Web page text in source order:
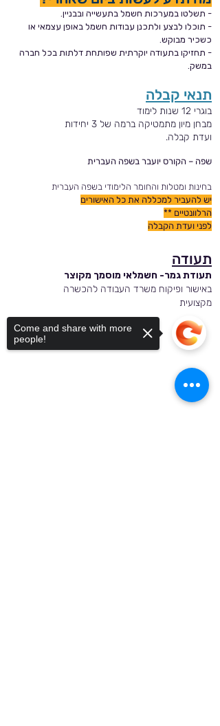
- תשלטו במערכות חשמל בתעשייה ובבניין.
- תוכלו לבצע ולתכנן עבודות חשמל באופן עצמאי או
כשכיר מבוקש.
- תחזיקו בתעודה יוקרתית שפותחת דלתות בכל חברה
במשק.
תנאי קבלה
בוגרי 12 שנות לימוד
מבחן מיון מתמטיקה ברמה של 3 יחידות
ועדת קבלה.
שפה – הקורס יועבר בשפה העברית
בחינות ומטלות והחומר הלימודי בשפה העברית
יש להעביר למכללה את כל האישורים
הרלוונטיים **
לפני ועדת הקבלה
תעודה
תעודת גמר- חשמלאי מוסמך מקוצר
באישור ופיקוח משרד העבודה להכשרה
מקצועית
Come and share with more
people!